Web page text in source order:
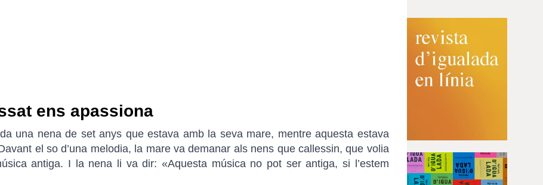
ens apassiona
una nena de set anys que estava amb la seva mare, mentre aquesta estava
el so d’una melodia, la mare va demanar als nens que callessin, que volia
antiga. I la nena li va dir: «Aquesta música no pot ser antiga, si l’estem